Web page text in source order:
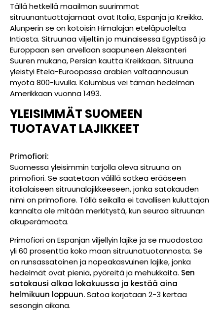
Tällä hetkellä maailman suurimmat
sitruunantuottajamaat ovat Italia, Espanja ja Kreikka.
Alunperin se on kotoisin Himalajan eteläpuolelta
Intiasta. Sitruunaa viljeltiin jo muinaisessa Egyptissä ja
Europpaan sen arvellaan saapuneen Aleksanteri
Suuren mukana, Persian kautta Kreikkaan. Sitruuna
yleistyi Etelä-Euroopassa arabien valtaannousun
myötä 800-luvulla. Kolumbus vei tämän hedelmän
Amerikkaan vuonna 1493.
YLEISIMMÄT SUOMEEN
TUOTAVAT LAJIKKEET
Primofiori:
Suomessa yleisimmin tarjolla oleva sitruuna on
primofiori. Se saatetaan välillä sotkea erääseen
italialaiseen sitruunalajikkeeseen, jonka satokauden
nimi on primofiore. Tällä seikalla ei tavallisen kuluttajan
kannalta ole mitään merkitystä, kun seuraa sitruunan
alkuperämaata.
Primofiori on Espanjan viljellyin lajike ja se muodostaa
yli 60 prosenttia koko maan sitruunatuotannosta. Se
on runsassatoinen ja nopeakasvuinen lajike, jonka
hedelmät ovat pieniä, pyöreitä ja mehukkaita. Sen
satokausi alkaa lokakuussa ja kestää aina
helmikuun loppuun.Satoa korjataan 2-3 kertaa
sesongin aikana.